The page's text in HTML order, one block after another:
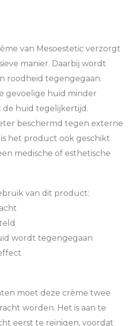
van Mesoestetic verzorgt
manier. Daarbij wordt
roodheid tegengegaan.
gevoelige huid minder
de huid tegelijkertijd.
beschermd tegen externe
het product ook geschikt
medische of esthetische
van dit product:
wordt tegengegaan
moet deze crème twee
worden. Het is aan te
eerst te reinigen, voordat